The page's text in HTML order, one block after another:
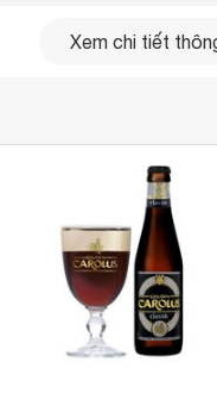
Nước, men
Xem chi tiết